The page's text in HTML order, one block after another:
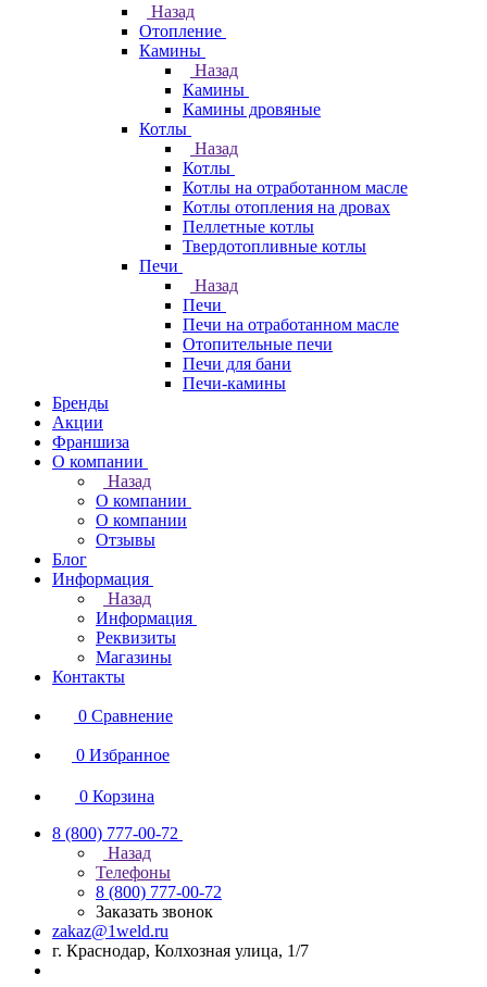
Назад
Отопление
Камины
Назад
Камины
Камины дровяные
Котлы
Назад
Котлы
Котлы на отработанном масле
Котлы отопления на дровах
Пеллетные котлы
Твердотопливные котлы
Печи
Назад
Печи
Печи на отработанном масле
Отопительные печи
Печи для бани
Печи-камины
Бренды
Акции
Франшиза
О компании
Назад
О компании
О компании
Отзывы
Блог
Информация
Назад
Информация
Реквизиты
Магазины
Контакты
0 Сравнение
0 Избранное
0 Корзина
8 (800) 777-00-72
Назад
Телефоны
8 (800) 777-00-72
Заказать звонок
zakaz@1weld.ru
г. Краснодар, Колхозная улица, 1/7